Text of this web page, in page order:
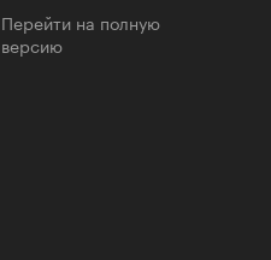
Перейти на полную
версию